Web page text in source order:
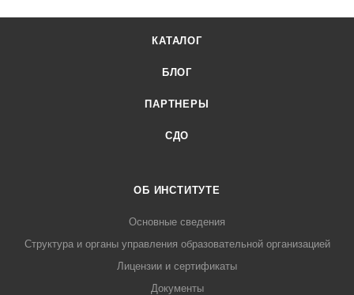
КАТАЛОГ
БЛОГ
ПАРТНЕРЫ
СДО
ОБ ИНСТИТУТЕ
Основные сведения
Структура и органы управления образовательной организацией
Лицензии и сертификаты
Документы